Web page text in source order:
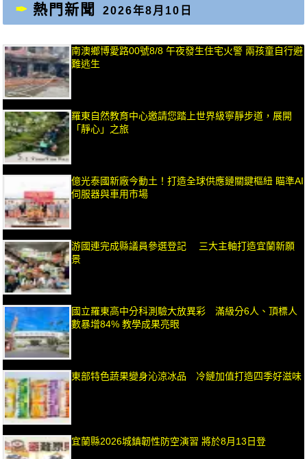
熱門新聞 2026年8月10日
南澳鄉博愛路00號8/8 午夜發生住宅火警 兩孩童自行避
難逃生
羅東自然教育中心邀請您踏上世界級寧靜步道，展開
「靜心」之旅
億光泰國新廠今動土！打造全球供應鏈關鍵樞紐 瞄準AI
伺服器與車用市場
游國連完成縣議員參選登記 三大主軸打造宜蘭新願
景
國立羅東高中分科測驗大放異彩 滿級分6人、頂標人
數暴增84% 教學成果亮眼
東部特色蔬果變身沁涼冰品 冷鏈加值打造四季好滋味
宜蘭縣2026城鎮韌性防空演習 將於8月13日登